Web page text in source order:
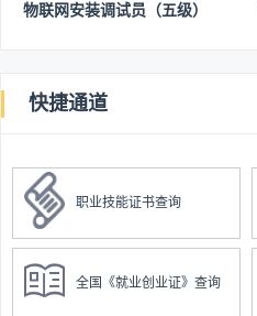
物联网安装调试员（五级）
快捷通道
职业技能证书查询
全国《就业创业证》查询